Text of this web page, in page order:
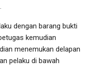
dengan barang bukti
kemudian
menemukan delapan
pelaku di bawah